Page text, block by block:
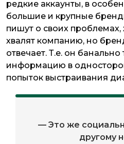
редкие аккаунты, в
большие и крупные
пишут о своих
хвалят компанию, но
отвечает. Т.е. он банально
информацию в
попыток выстраивания
— Это же
другому